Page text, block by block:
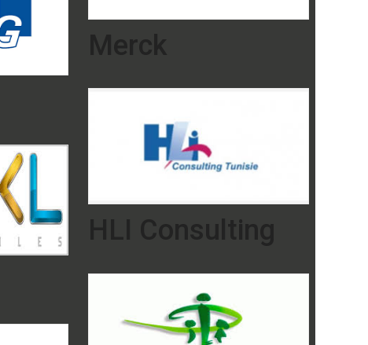
Merck
HLI Consulting